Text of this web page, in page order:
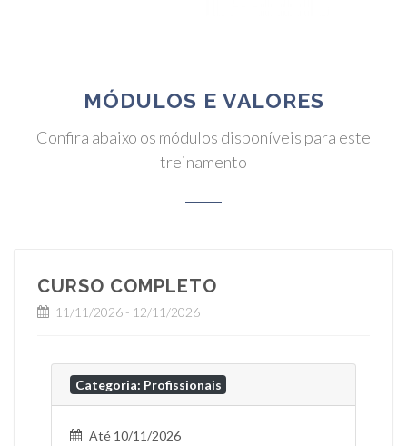
MÓDULOS E VALORES
Confira abaixo os módulos disponíveis para este
treinamento
CURSO COMPLETO
11/11/2026 - 12/11/2026
Categoria: Profissionais
Até 10/11/2026